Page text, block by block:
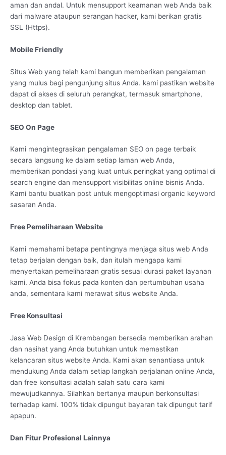
aman dan andal. Untuk mensupport keamanan web Anda baik
dari malware ataupun serangan hacker, kami berikan gratis
SSL (Https).
Mobile Friendly
Situs Web yang telah kami bangun memberikan pengalaman
yang mulus bagi pengunjung situs Anda. kami pastikan website
dapat di akses di seluruh perangkat, termasuk smartphone,
desktop dan tablet.
SEO On Page
Kami mengintegrasikan pengalaman SEO on page terbaik
secara langsung ke dalam setiap laman web Anda,
memberikan pondasi yang kuat untuk peringkat yang optimal di
search engine dan mensupport visibilitas online bisnis Anda.
Kami bantu buatkan post untuk mengoptimasi organic keyword
sasaran Anda.
Free Pemeliharaan Website
Kami memahami betapa pentingnya menjaga situs web Anda
tetap berjalan dengan baik, dan itulah mengapa kami
menyertakan pemeliharaan gratis sesuai durasi paket layanan
kami. Anda bisa fokus pada konten dan pertumbuhan usaha
anda, sementara kami merawat situs website Anda.
Free Konsultasi
Jasa Web Design di Krembangan bersedia memberikan arahan
dan nasihat yang Anda butuhkan untuk memastikan
kelancaran situs website Anda. Kami akan senantiasa untuk
mendukung Anda dalam setiap langkah perjalanan online Anda,
dan free konsultasi adalah salah satu cara kami
mewujudkannya. Silahkan bertanya maupun berkonsultasi
terhadap kami. 100% tidak dipungut bayaran tak dipungut tarif
apapun.
Dan Fitur Profesional Lainnya